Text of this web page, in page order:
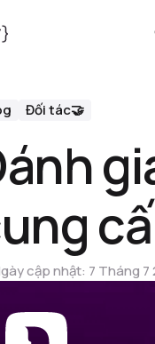
Đối tác🤝
cập nhật: 7 Tháng 7